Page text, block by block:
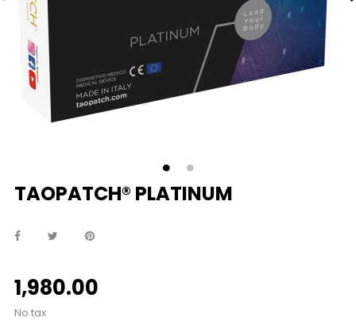
TAOPATCH® PLATINUM
1,980.00
No tax